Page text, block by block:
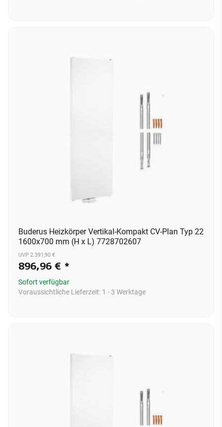
Buderus Heizkörper Vertikal-Kompakt CV-Plan Typ 22
1600x700 mm (H x L) 7728702607
UVP 2.391,90 €
896,96 € *
Sofort verfügbar
Voraussichtliche Lieferzeit: 1 - 3 Werktage